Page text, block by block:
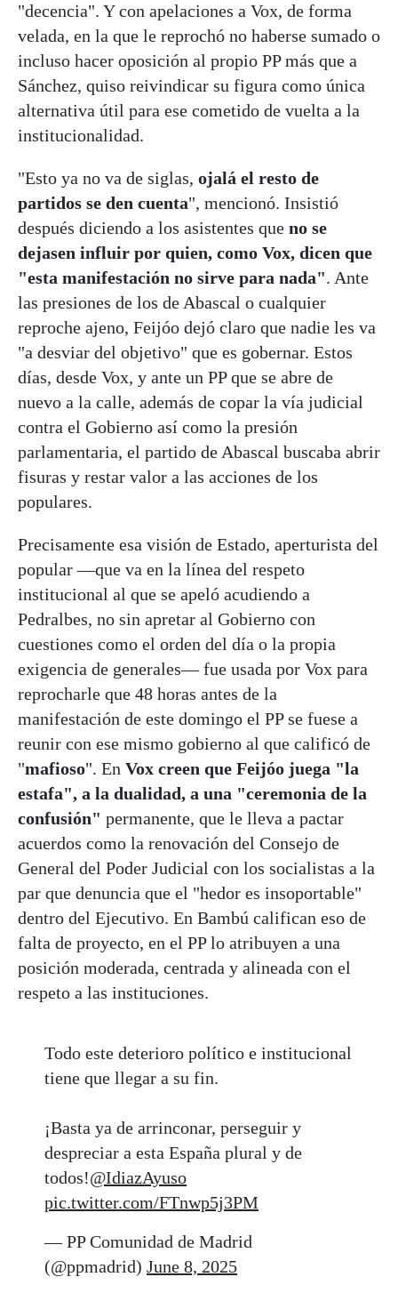
"decencia". Y con apelaciones a Vox, de forma
velada, en la que le reprochó no haberse sumado o
incluso hacer oposición al propio PP más que a
Sánchez, quiso reivindicar su figura como única
alternativa útil para ese cometido de vuelta a la
institucionalidad.
"Esto ya no va de siglas, ojalá el resto de
partidos se den cuenta", mencionó. Insistió
después diciendo a los asistentes que no se
dejasen influir por quien, como Vox, dicen que
"esta manifestación no sirve para nada". Ante
las presiones de los de Abascal o cualquier
reproche ajeno, Feijóo dejó claro que nadie les va
"a desviar del objetivo" que es gobernar. Estos
días, desde Vox, y ante un PP que se abre de
nuevo a la calle, además de copar la vía judicial
contra el Gobierno así como la presión
parlamentaria, el partido de Abascal buscaba abrir
fisuras y restar valor a las acciones de los
populares.
Precisamente esa visión de Estado, aperturista del
popular —que va en la línea del respeto
institucional al que se apeló acudiendo a
Pedralbes, no sin apretar al Gobierno con
cuestiones como el orden del día o la propia
exigencia de generales— fue usada por Vox para
reprocharle que 48 horas antes de la
manifestación de este domingo el PP se fuese a
reunir con ese mismo gobierno al que calificó de
"mafioso". En Vox creen que Feijóo juega "la
estafa", a la dualidad, a una "ceremonia de la
confusión" permanente, que le lleva a pactar
acuerdos como la renovación del Consejo de
General del Poder Judicial con los socialistas a la
par que denuncia que el "hedor es insoportable"
dentro del Ejecutivo. En Bambú califican eso de
falta de proyecto, en el PP lo atribuyen a una
posición moderada, centrada y alineada con el
respeto a las instituciones.
Todo este deterioro político e institucional
tiene que llegar a su fin.
¡Basta ya de arrinconar, perseguir y
despreciar a esta España plural y de
todos!@IdiazAyuso
pic.twitter.com/FTnwp5j3PM
— PP Comunidad de Madrid
(@ppmadrid) June 8, 2025